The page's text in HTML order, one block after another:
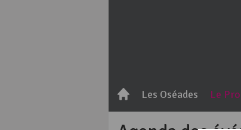
Les Oséades Le